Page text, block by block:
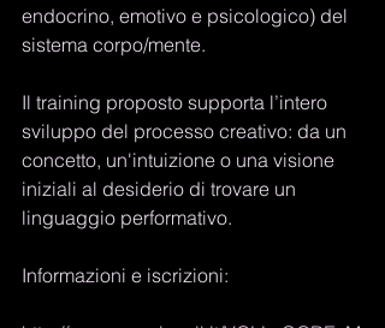
endocrino, emotivo e psicologico) del
sistema corpo/mente.
Il training proposto supporta l’intero
sviluppo del processo creativo: da un
concetto, un'intuizione o una visione
iniziali al desiderio di trovare un
linguaggio performativo.
Informazioni e iscrizioni: